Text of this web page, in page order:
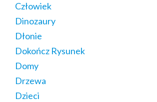
Człowiek
Dinozaury
Dłonie
Dokończ Rysunek
Domy
Drzewa
Dzieci